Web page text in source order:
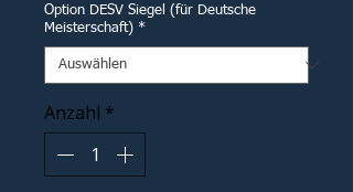
Option DESV Siegel (für Deutsche
Meisterschaft) *
Anzahl *